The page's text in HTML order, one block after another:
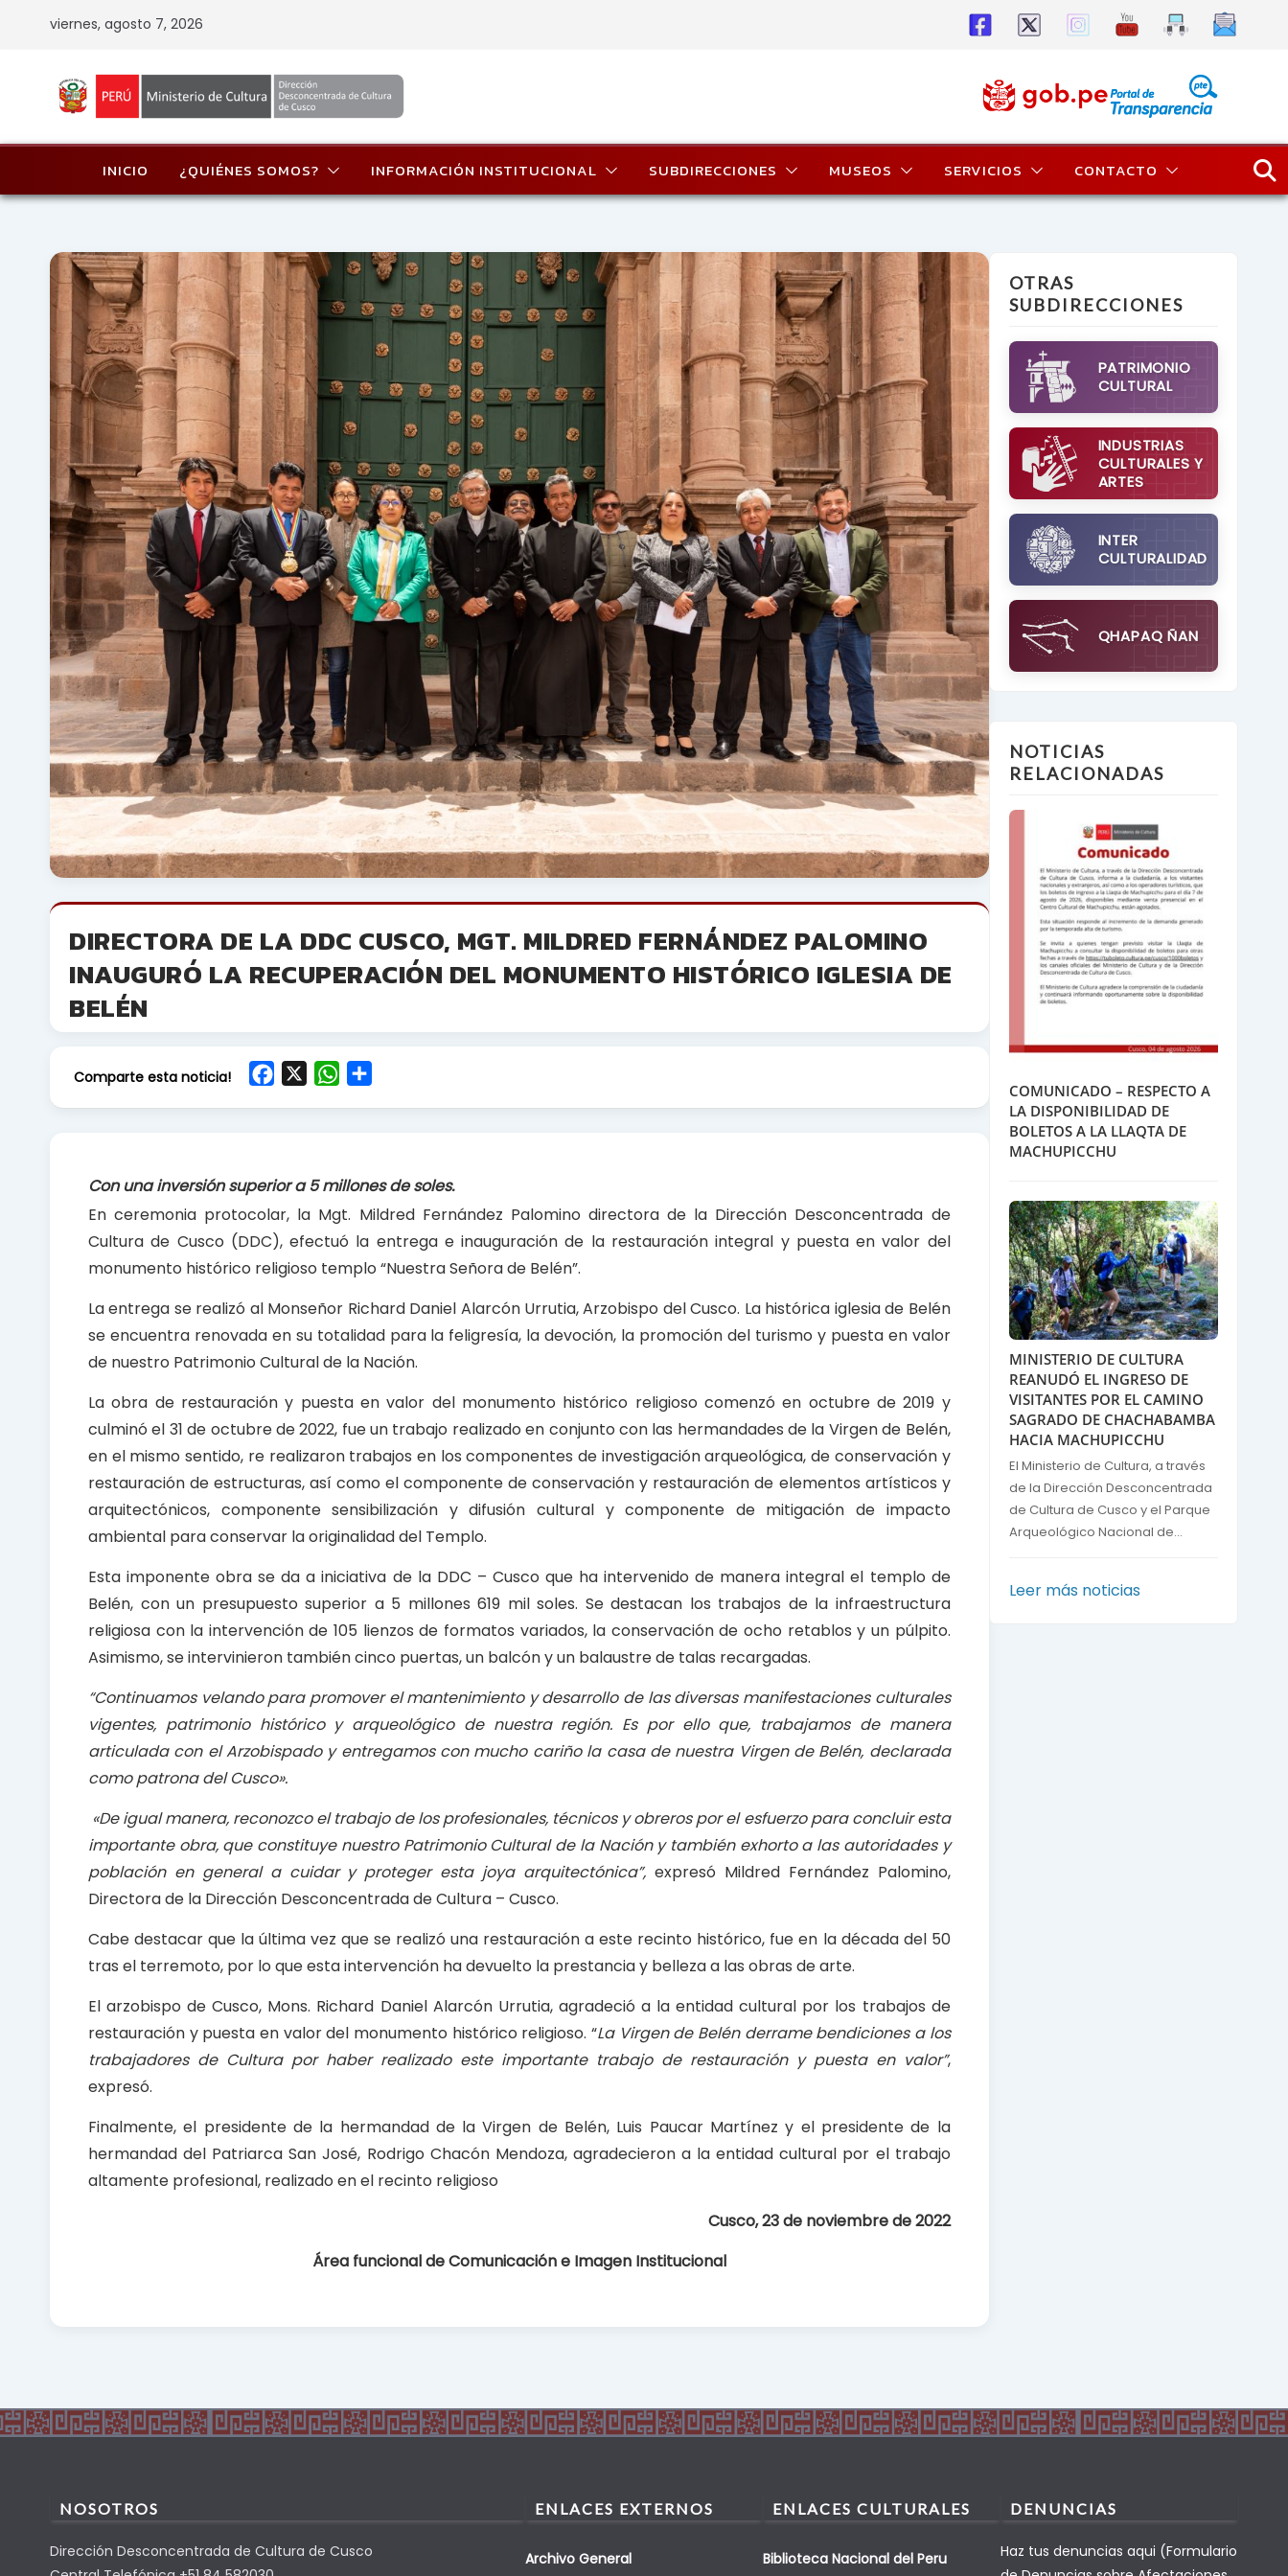
viernes, agosto 7, 2026
INICIO ¿QUIÉNES SOMOS? INFORMACIÓN INSTITUCIONAL SUBDIRECCIONES MUSEOS SERVICIOS CONTACTO
DIRECTORA DE LA DDC CUSCO, MGT. MILDRED FERNÁNDEZ PALOMINO
INAUGURÓ LA RECUPERACIÓN DEL MONUMENTO HISTÓRICO IGLESIA DE
BELÉN
Comparte esta noticia!
o
o
k
W
A
p
p
Con una inversión superior a 5 millones de soles.
En ceremonia protocolar, la Mgt. Mildred Fernández Palomino directora de la Dirección Desconcentrada de
Cultura de Cusco (DDC), efectuó la entrega e inauguración de la restauración integral y puesta en valor del
monumento histórico religioso templo “Nuestra Señora de Belén”.
La entrega se realizó al Monseñor Richard Daniel Alarcón Urrutia, Arzobispo del Cusco. La histórica iglesia de Belén
se encuentra renovada en su totalidad para la feligresía, la devoción, la promoción del turismo y puesta en valor
de nuestro Patrimonio Cultural de la Nación.
La obra de restauración y puesta en valor del monumento histórico religioso comenzó en octubre de 2019 y
culminó el 31 de octubre de 2022, fue un trabajo realizado en conjunto con las hermandades de la Virgen de Belén,
en el mismo sentido, re realizaron trabajos en los componentes de investigación arqueológica, de conservación y
restauración de estructuras, así como el componente de conservación y restauración de elementos artísticos y
arquitectónicos, componente sensibilización y difusión cultural y componente de mitigación de impacto
ambiental para conservar la originalidad del Templo.
Esta imponente obra se da a iniciativa de la DDC – Cusco que ha intervenido de manera integral el templo de
Belén, con un presupuesto superior a 5 millones 619 mil soles. Se destacan los trabajos de la infraestructura
religiosa con la intervención de 105 lienzos de formatos variados, la conservación de ocho retablos y un púlpito.
Asimismo, se intervinieron también cinco puertas, un balcón y un balaustre de talas recargadas.
“Continuamos velando para promover el mantenimiento y desarrollo de las diversas manifestaciones culturales
vigentes, patrimonio histórico y arqueológico de nuestra región. Es por ello que, trabajamos de manera
articulada con el Arzobispado y entregamos con mucho cariño la casa de nuestra Virgen de Belén, declarada
como patrona delCusco».
«Deigual manera, reconozco el trabajo de los profesionales, técnicos y obreros por el esfuerzo para concluir esta
importante obra,que constituye nuestro Patrimonio Cultural de la Nación y también exhortoa las autoridades y
población en general a cuidar y proteger esta joya arquitectónica”, expresó Mildred Fernández Palomino,
Directora de la Dirección Desconcentrada de Cultura – Cusco.
Cabe destacar que la última vez que se realizó una restauración a este recinto histórico, fue en la década del 50
tras el terremoto, por lo que esta intervención ha devuelto la prestancia y belleza a las obras de arte.
El arzobispo de Cusco, Mons. Richard Daniel Alarcón Urrutia, agradeció a la entidad cultural por los trabajos de
restauración y puesta en valor del monumento histórico religioso. “La Virgen de Belén derrame bendiciones a los
trabajadores de Cultura por haber realizado este importante trabajo de restauración y puesta en valor”,
expresó.
Finalmente, el presidente de la hermandad de la Virgen de Belén, Luis Paucar Martínez y el presidente de la
hermandad del Patriarca San José, Rodrigo Chacón Mendoza, agradecieron a la entidad cultural por el trabajo
altamente profesional, realizado en el recinto religioso
Cusco, 23 de noviembre de 2022
Área funcional de Comunicación e Imagen Institucional
OTRAS
SUBDIRECCIONES
PATRIMONIO
CULTURAL
INDUSTRIAS
CULTURALES Y
ARTES
INTER
CULTURALIDAD
QHAPAQ ÑAN
NOTICIAS
RELACIONADAS
COMUNICADO – RESPECTO A
LA DISPONIBILIDAD DE
BOLETOS A LA LLAQTA DE
MACHUPICCHU
MINISTERIO DE CULTURA
REANUDÓ EL INGRESO DE
VISITANTES POR EL CAMINO
SAGRADO DE CHACHABAMBA
HACIA MACHUPICCHU
El Ministerio de Cultura, a través
de la Dirección Desconcentrada
de Cultura de Cusco y el Parque
Arqueológico Nacional de...
Leer más noticias
NOSOTROS
Dirección Desconcentrada de Cultura de Cusco
ENLACES EXTERNOS
Archivo General
ENLACES CULTURALES
Biblioteca Nacional del Peru
DENUNCIAS
Haz tus denuncias aqui (Formulario